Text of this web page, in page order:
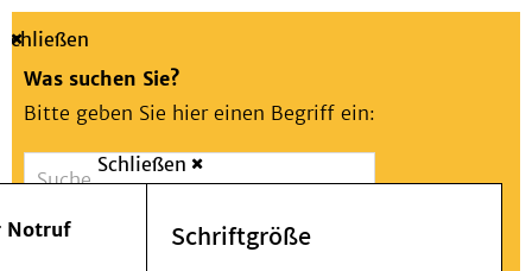
Suche
Schließen
Was suchen Sie?
Bitte geben Sie hier einen Begriff ein:
Suchen
Notfall
Schließen
Notruf Schriftgröße
Menü